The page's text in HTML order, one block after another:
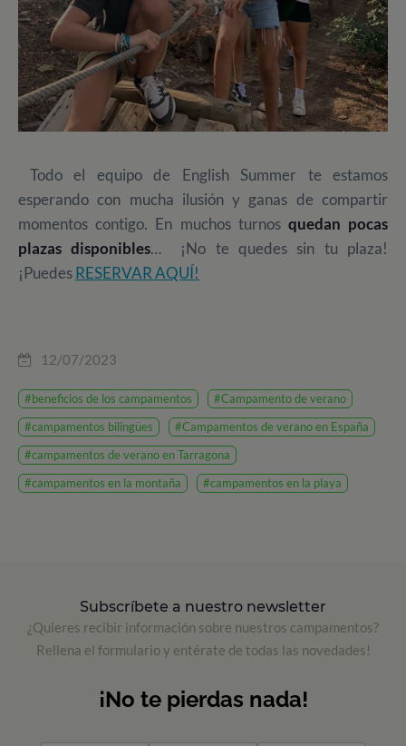
Todo el equipo de English Summer te estamos
esperando con mucha ilusión y ganas de compartir
momentos contigo. En muchos turnos quedan pocas
plazas disponibles… ¡No te quedes sin tu plaza!
¡PuedesRESERVAR AQUÍ!
12/07/2023
#beneficios de los campamentos
#Campamento de verano
#campamentos bilingües
#Campamentos de verano en España
#campamentos de verano en Tarragona
#campamentos en la montaña
#campamentos en la playa
Subscríbete a nuestro newsletter
¿Quieres recibir información sobre nuestros campamentos?
Rellena el formulario y entérate de todas las novedades!